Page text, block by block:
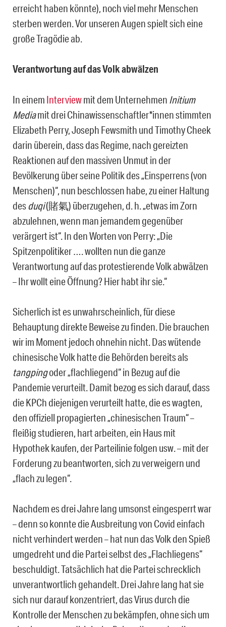
erreicht haben könnte), noch viel mehr Menschen
sterben werden. Vor unseren Augen spielt sich eine
große Tragödie ab.
Verantwortung auf das Volk abwälzen
In einem Interviewmit dem Unternehmen Initium
Mediamit drei Chinawissenschaftler*innen stimmten
Elizabeth Perry, Joseph Fewsmith und Timothy Cheek
darin überein, dass das Regime, nach gereizten
Reaktionen auf den massiven Unmut in der
Bevölkerung über seine Politik des „Einsperrens (von
Menschen)“, nun beschlossen habe, zu einer Haltung
desduqi(賭氣) überzugehen, d. h. „etwas im Zorn
abzulehnen, wenn man jemandem gegenüber
verärgert ist“. In den Worten von Perry: „Die
Spitzenpolitiker …. wollten nun die ganze
Verantwortung auf das protestierende Volk abwälzen
– Ihr wollt eine Öffnung? Hier habt ihr sie.“
Sicherlich ist es unwahrscheinlich, für diese
Behauptung direkte Beweise zu finden. Die brauchen
wir im Moment jedoch ohnehin nicht. Das wütende
chinesische Volk hatte die Behörden bereits als
tangpingoder „flachliegend“ in Bezug auf die
Pandemie verurteilt. Damit bezog es sich darauf, dass
die KPCh diejenigen verurteilt hatte, die es wagten,
den offiziell propagierten „chinesischen Traum“ –
fleißig studieren, hart arbeiten, ein Haus mit
Hypothek kaufen, der Parteilinie folgen usw. – mit der
Forderung zu beantworten, sich zu verweigern und
„flach zu legen“.
Nachdem es drei Jahre lang umsonst eingesperrt war
– denn so konnte die Ausbreitung von Covid einfach
nicht verhindert werden – hat nun das Volk den Spieß
umgedreht und die Partei selbst des „Flachliegens“
beschuldigt. Tatsächlich hat die Partei schrecklich
unverantwortlich gehandelt. Drei Jahre lang hat sie
sich nur darauf konzentriert, das Virus durch die
Kontrolle der Menschen zu bekämpfen, ohne sich um